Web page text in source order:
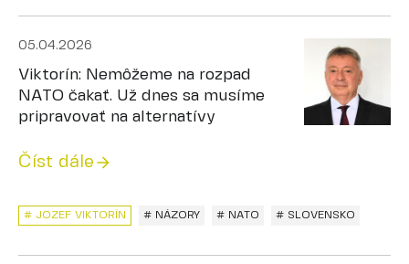
05.04.2026
Viktorín: Nemôžeme na rozpad
NATO čakať. Už dnes sa musíme
pripravovať na alternatívy
Číst dále
# NÁZORY # NATO
# JOZEF VIKTORÍN # SLOVENSKO